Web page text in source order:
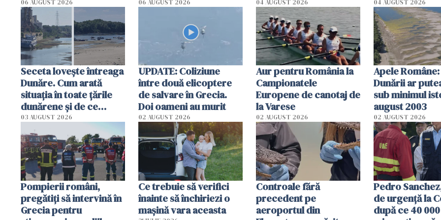
06 AUGUST 2026
România într-un volum
06 AUGUST 2026 04 AUGUST 2026
cm faţă de
04 AUGUST 2026
Seceta lovește întreaga
Dunăre. Cum arată
situația în toate țările
dunărene și de ce
România resimte
efectele, deși a plouat
în iulie
03 AUGUST 2026
UPDATE: Coliziune
între două elicoptere
de salvare în Grecia.
Doi oameni au murit
02 AUGUST 2026
Aur pentru România la
Campionatele
Europene de canotaj de
la Varese
02 AUGUST 2026
Apele
Dunării ar
sub minimul
august 2003
02 AUGUST 2026
Pompierii români,
pregătiţi să intervină în
Grecia pentru
Ce trebuie să verifici
înainte să închiriezi o
mașină vara aceasta
Controale fără
precedent pe
aeroportul din
Pedro
de urgență la
după ce 40